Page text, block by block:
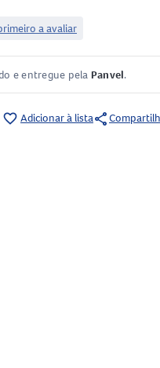
a avaliar
e entregue pela Panvel.
favorite_border Adicionar à listashare